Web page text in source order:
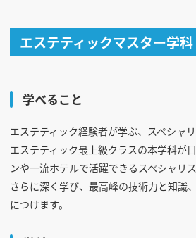
エステティックマスター学科
学べること
エステティック経験者が学ぶ、スペシャ
エステティック最上級クラスの本学科が
ンや一流ホテルで活躍できるスペシャリ
さらに深く学び、最高峰の技術力と知識
につけます。